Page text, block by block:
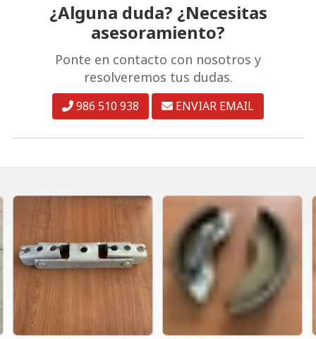
¿Alguna duda? ¿Necesitas
asesoramiento?
Ponte en contacto con nosotros y
resolveremos tus dudas.
986 510 938 ENVIAR EMAIL